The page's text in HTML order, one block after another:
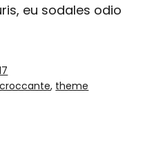
eu sodales odio
croccante, theme